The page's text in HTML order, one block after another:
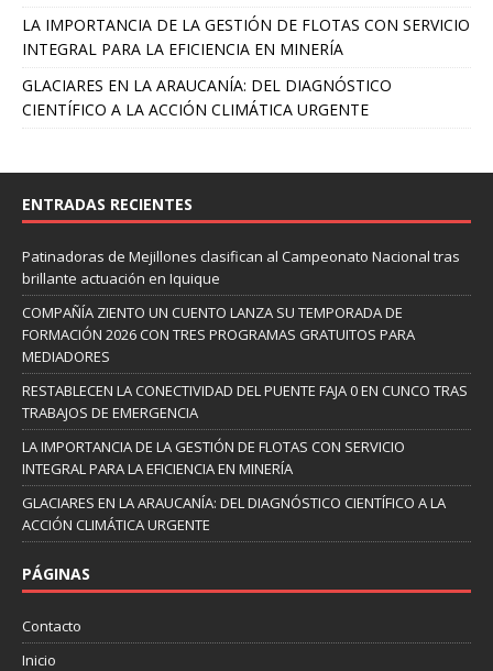
LA IMPORTANCIA DE LA GESTIÓN DE FLOTAS CON SERVICIO
INTEGRAL PARA LA EFICIENCIA EN MINERÍA
GLACIARES EN LA ARAUCANÍA: DEL DIAGNÓSTICO
CIENTÍFICO A LA ACCIÓN CLIMÁTICA URGENTE
ENTRADAS RECIENTES
Patinadoras de Mejillones clasifican al Campeonato Nacional tras
brillante actuación en Iquique
COMPAÑÍA ZIENTO UN CUENTO LANZA SU TEMPORADA DE
FORMACIÓN 2026 CON TRES PROGRAMAS GRATUITOS PARA
MEDIADORES
RESTABLECEN LA CONECTIVIDAD DEL PUENTE FAJA 0 EN CUNCO TRAS
TRABAJOS DE EMERGENCIA
LA IMPORTANCIA DE LA GESTIÓN DE FLOTAS CON SERVICIO
INTEGRAL PARA LA EFICIENCIA EN MINERÍA
GLACIARES EN LA ARAUCANÍA: DEL DIAGNÓSTICO CIENTÍFICO A LA
ACCIÓN CLIMÁTICA URGENTE
PÁGINAS
Contacto
Inicio